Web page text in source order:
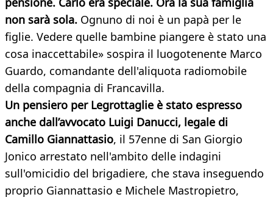
non sarà sola. Ognuno di noi è un papà per le
figlie. Vedere quelle bambine piangere è stato una
cosa inaccettabile» sospira il luogotenente Marco
Guardo, comandante dell'aliquota radiomobile
della compagnia di Francavilla.
Un pensiero per Legrottaglie è stato espresso
anche dall’avvocato Luigi Danucci, legale di
Camillo Giannattasio, il 57enne di San Giorgio
Jonico arrestato nell'ambito delle indagini
sull'omicidio del brigadiere, che stava inseguendo
proprio Giannattasio e Michele Mastropietro,